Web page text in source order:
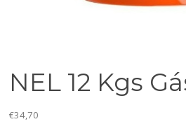
NEL 12 Kgs
€34,70